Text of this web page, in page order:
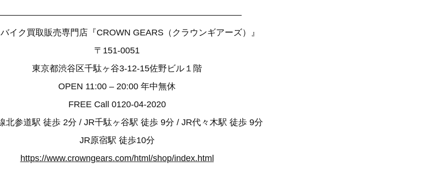
イク買取販売専門店『CROWN GEARS（クラウンギアーズ）』
〒151-0051
東京都渋谷区千駄ヶ谷3-12-15佐野ビル１階
OPEN 11:00 – 20:00 年中無休
FREE Call 0120-04-2020
北参道駅 徒歩 2分 / JR千駄ヶ谷駅 徒歩 9分 / JR代々木駅 徒歩 9分
JR原宿駅 徒歩10分
https://www.crowngears.com/html/shop/index.html